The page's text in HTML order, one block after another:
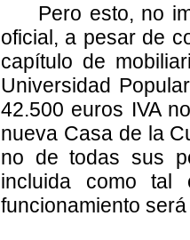
Pero esto, no
oficial, a pesar de
capítulo de
Universidad
42.500 euros IVA
nueva Casa de la
no de todas sus
incluida como
funcionamiento